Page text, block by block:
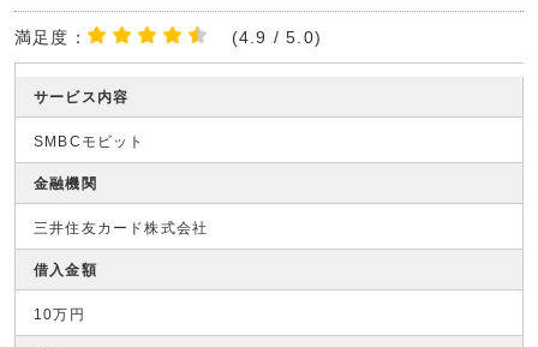
満足度： (4.9 / 5.0)
サービス内容
SMBCモビット
金融機関
三井住友カード株式会社
借入金額
10万円